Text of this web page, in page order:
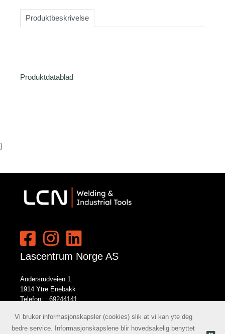
Produktbeskrivelse
Produktdatablad
}
Lascentrum Norge AS
Andersrudveien 1
1914 Ytre Enebakk
Telefon: : 69244141
Vi bruker informasjonskapsler (cookies) slik at vi kan yte deg
bedre service. Informasjonskapslene blir hovedsakelig benyttet